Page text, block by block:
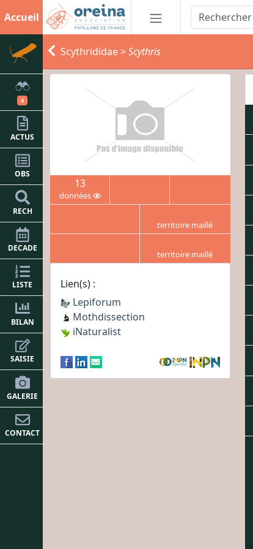
Accueil
4
ACTUS
OBS
RECH
DECADE
LISTE
BILAN
SAISIE
GALERIE
CONTACT
Scythrididae>Scythris
13
données
territoire maillé
territoire maillé
Lien(s) :
Lepiforum
Mothdissection
iNaturalist